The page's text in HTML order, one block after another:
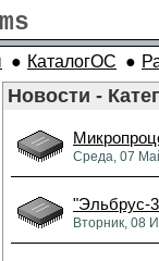
● КаталогОС ●
Новости -
Среда, 07
"Эльбрус-
Вторник, 08